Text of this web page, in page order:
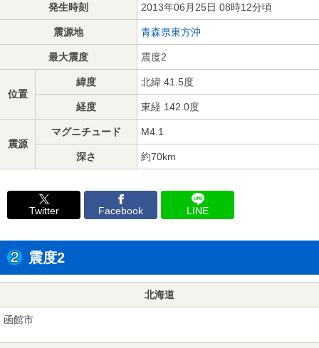
発生時刻 2013年06月25日 08時12分頃
震源地 青森県東方沖
最大震度 震度2
位置
緯度 北緯 41.5度
経度 東経 142.0度
震源
マグニチュード M4.1
深さ 約70km
Twitter Facebook LINE
震度2
北海道
函館市